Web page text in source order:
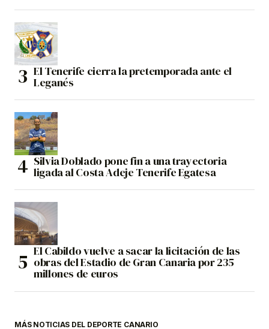
El Tenerife cierra la pretemporada ante el
Leganés
Silvia Doblado pone fin a una trayectoria
ligada al Costa Adeje Tenerife Egatesa
El Cabildo vuelve a sacar la licitación de las
obras del Estadio de Gran Canaria por 235
millones de euros
MÁS NOTICIAS DEL DEPORTE CANARIO